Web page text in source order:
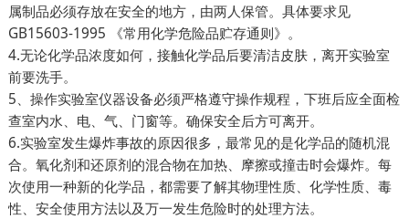
属制品必须存放在安全的地方，由两人保管。具体要求见
GB15603-1995 《常用化学危险品贮存通则》。
4.无论化学品浓度如何，接触化学品后要清洁皮肤，离开实验室
前要洗手。
5、操作实验室仪器设备必须严格遵守操作规程，下班后应全面检
查室内水、电、气、门窗等。确保安全后方可离开。
6.实验室发生爆炸事故的原因很多，最常见的是化学品的随机混
合。氧化剂和还原剂的混合物在加热、摩擦或撞击时会爆炸。每
次使用一种新的化学品，都需要了解其物理性质、化学性质、毒
性、安全使用方法以及万一发生危险时的处理方法。